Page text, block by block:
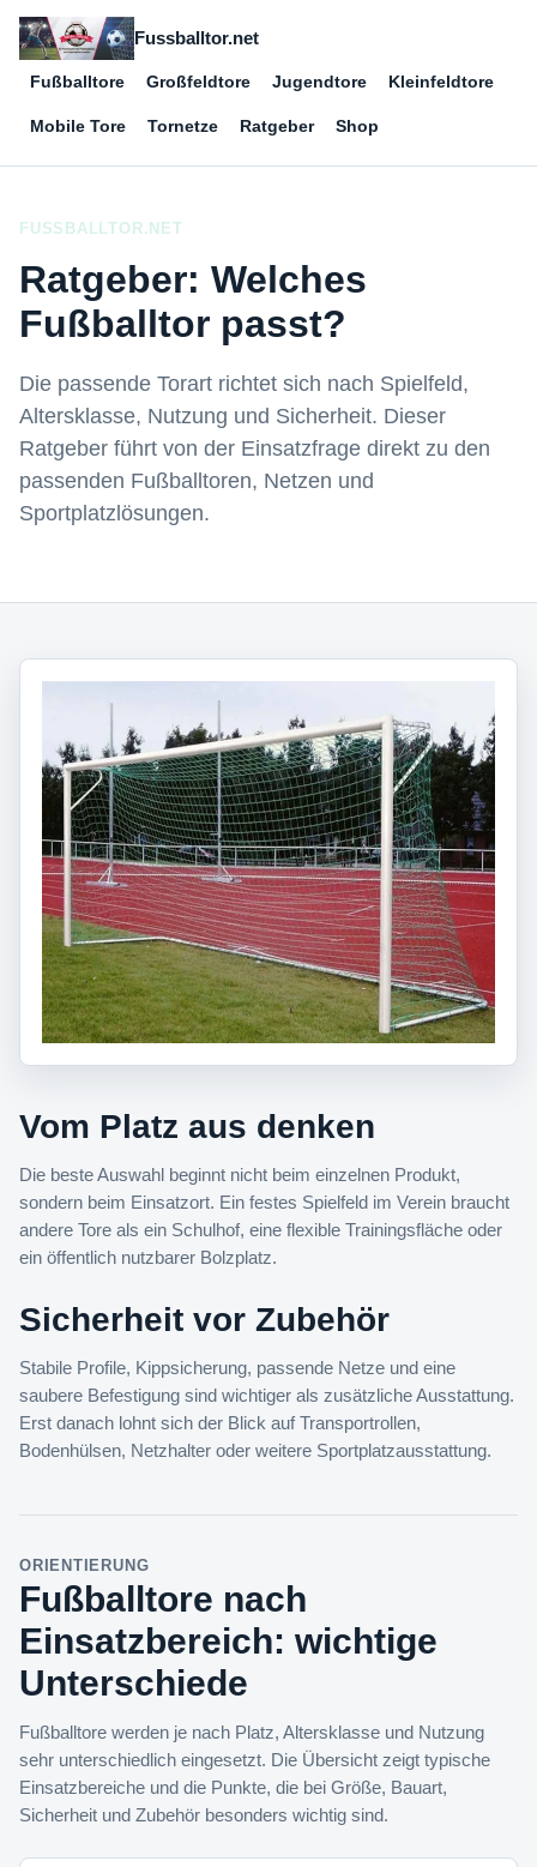
Fussballtor.net
Fußballtore Großfeldtore Jugendtore Kleinfeldtore
Mobile Tore Tornetze Ratgeber Shop
FUSSBALLTOR.NET
Ratgeber: Welches
Fußballtor passt?
Die passende Torart richtet sich nach Spielfeld,
Altersklasse, Nutzung und Sicherheit. Dieser
Ratgeber führt von der Einsatzfrage direkt zu den
passenden Fußballtoren, Netzen und
Sportplatzlösungen.
Vom Platz aus denken
Die beste Auswahl beginnt nicht beim einzelnen Produkt,
sondern beim Einsatzort. Ein festes Spielfeld im Verein braucht
andere Tore als ein Schulhof, eine flexible Trainingsfläche oder
ein öffentlich nutzbarer Bolzplatz.
Sicherheit vor Zubehör
Stabile Profile, Kippsicherung, passende Netze und eine
saubere Befestigung sind wichtiger als zusätzliche Ausstattung.
Erst danach lohnt sich der Blick auf Transportrollen,
Bodenhülsen, Netzhalter oder weitere Sportplatzausstattung.
ORIENTIERUNG
Fußballtore nach
Einsatzbereich: wichtige
Unterschiede
Fußballtore werden je nach Platz, Altersklasse und Nutzung
sehr unterschiedlich eingesetzt. Die Übersicht zeigt typische
Einsatzbereiche und die Punkte, die bei Größe, Bauart,
Sicherheit und Zubehör besonders wichtig sind.